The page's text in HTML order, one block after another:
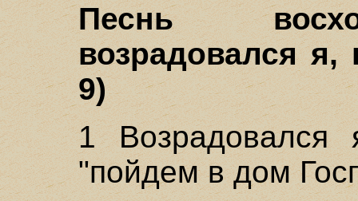
Песнь
возрадовался я,
9)
1 Возрадовался
"пойдем в дом